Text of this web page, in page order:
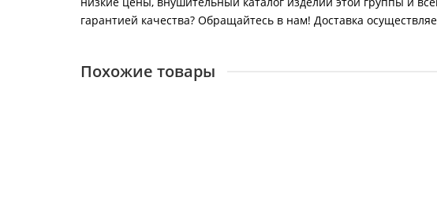
гарантией качества? Обращайтесь в нам! Доставка
Похожие товары